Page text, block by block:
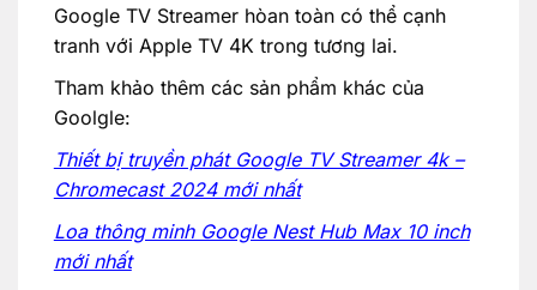
Google TV Streamer hòan toàn có thể cạnh
tranh với Apple TV 4K trong tương lai.
Tham khảo thêm các sản phẩm khác của
Goolgle:
Thiết bị truyền phát Google TV Streamer 4k –
Chromecast 2024 mới nhất
Loa thông minh Google Nest Hub Max 10 inch
mới nhất